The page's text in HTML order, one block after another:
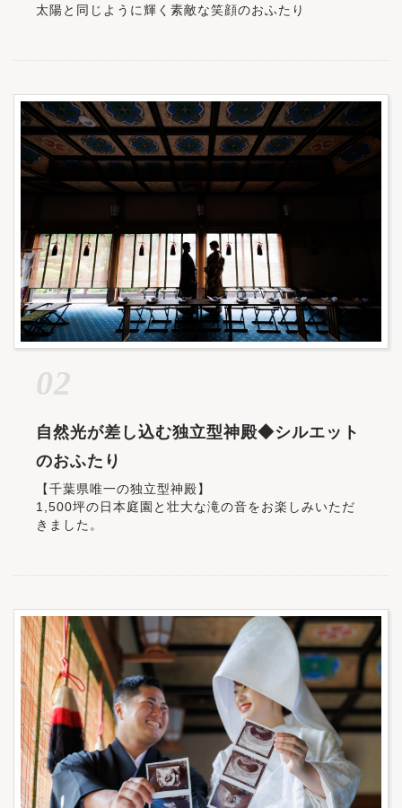
太陽と同じように輝く素敵な笑顔のおふたり
02
自然光が差し込む独立型神殿◆シルエット
のおふたり
【千葉県唯一の独立型神殿】
1,500坪の日本庭園と壮大な滝の音をお楽しみいただ
きました。